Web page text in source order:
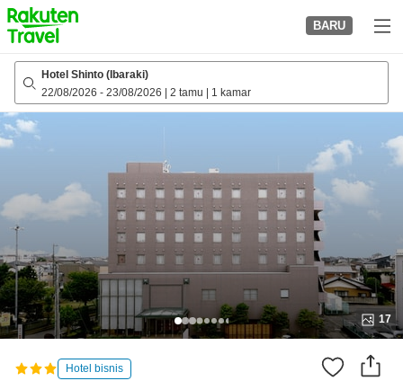
to
top
page
BARU
Hotel Shinto (Ibaraki)
22/08/2026 - 23/08/2026 2 tamu 1 kamar
17
Hotel bisnis